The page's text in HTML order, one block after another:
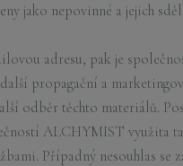
jako nepovinné a jejich
adresu, pak je
propagační a
odběr těchto materiálů.
ALCHYMIST využita
Případný nesouhlas se